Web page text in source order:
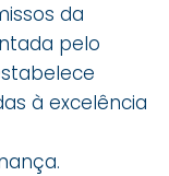
da
pelo
à excelência